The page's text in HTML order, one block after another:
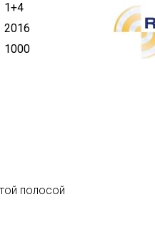
1+4
2016
1000
полосой